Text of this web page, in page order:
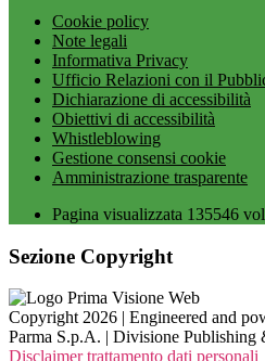
Cookie policy
Note legali
Informativa Privacy
Ufficio Relazioni con il
Dichiarazione di accessibilità
Obiettivi di accessibilità
Whistleblowing
Gestione consensi cookie
Amministrazione trasparente
Pagina visualizzata 135546
Sezione Copyright
Copyright 2026 | Engineered and
Parma S.p.A. | Divisione Publishing
Disclaimer trattamento dati personali